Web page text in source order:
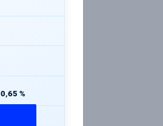
0,65 %